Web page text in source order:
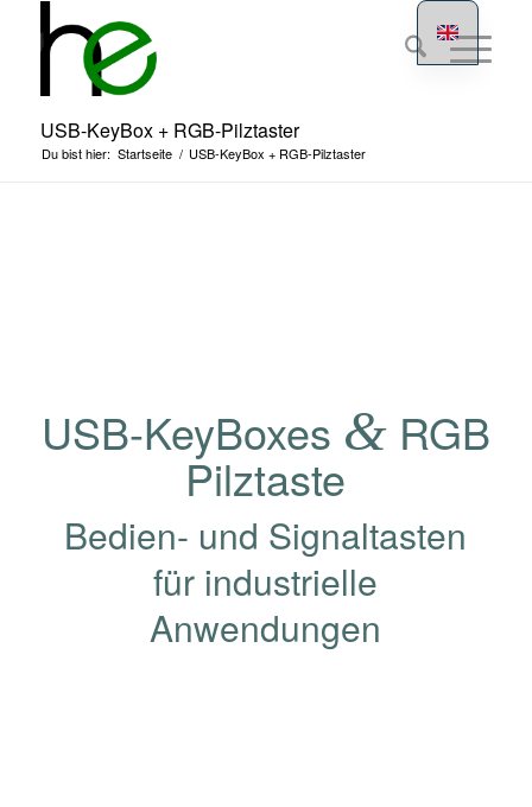
USB-KeyBox + RGB-Pilztaster
Du bist hier: Startseite / USB-KeyBox + RGB-Pilztaster
USB-KeyBoxes &RGB
Pilztaste
Bedien- und Signaltasten
für industrielle
Anwendungen